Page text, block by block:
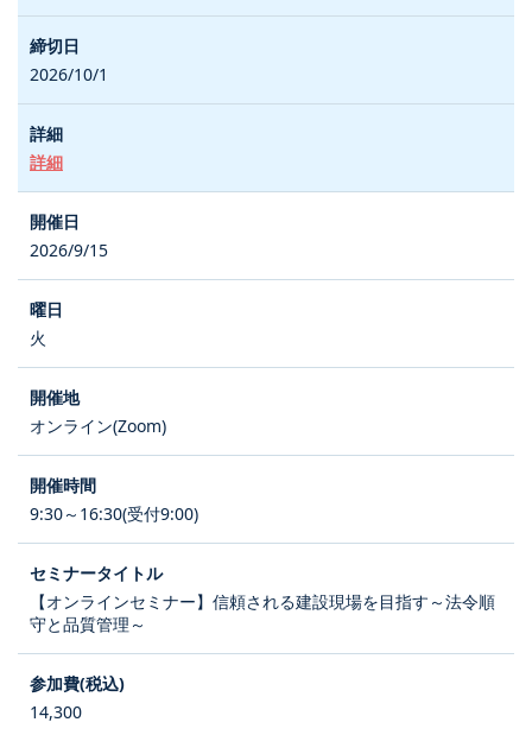
2026/10/1
詳細
2026/9/15
火
オンライン(Zoom)
9:30～16:30(受付9:00)
【オンラインセミナー】信頼される建設現場を目指す～法令順
守と品質管理～
14,300